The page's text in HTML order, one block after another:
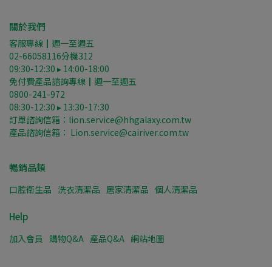
關於我們
客服專線┃週一至週五
02-66058116分機312
09:30-12:30 ▸ 14:00-18:00
免付費產品諮詢專線┃週一至週五
0800-241-972
08:30-12:30 ▸ 13:30-17:30
訂單諮詢信箱：lion.service@hhgalaxy.com.tw
產品諮詢信箱： Lion.service@cairiver.com.tw
暢銷品類
口腔衛生品 洗衣清潔品 居家清潔品 個人清潔品
Help
加入會員 購物Q&A 產品Q&A 網站地圖